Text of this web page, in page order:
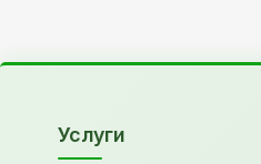
Услуги